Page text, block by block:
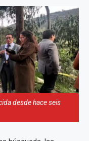
desde hace seis